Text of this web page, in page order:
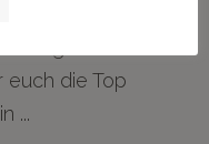
ihr die
euch die Top